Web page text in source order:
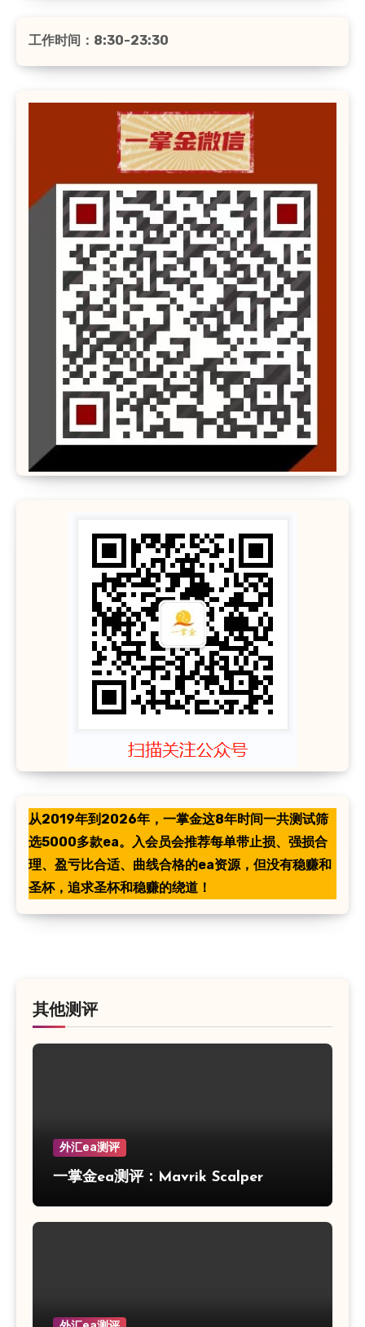
工作时间：8:30-23:30
从2019年到2026年，一掌金这8年时间一共测试筛
选5000多款ea。入会员会推荐每单带止损、强损合
理、盈亏比合适、曲线合格的ea资源，但没有稳赚和
圣杯，追求圣杯和稳赚的绕道！
其他测评
外汇ea测评
一掌金ea测评：Mavrik Scalper